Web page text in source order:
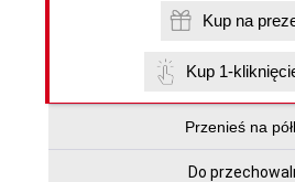
Kup na
Kup 1-
Przenieś na
Do